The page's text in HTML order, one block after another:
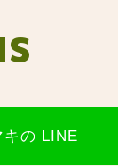
キの LINE